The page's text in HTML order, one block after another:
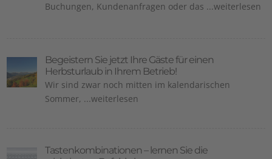
Buchungen, Kundenanfragen oder das ...weiterlesen
Begeistern Sie jetzt Ihre Gäste für einen
Herbsturlaub in Ihrem Betrieb!
Wir sind zwar noch mitten im kalendarischen
Sommer, ...weiterlesen
Tastenkombinationen – lernen Sie die